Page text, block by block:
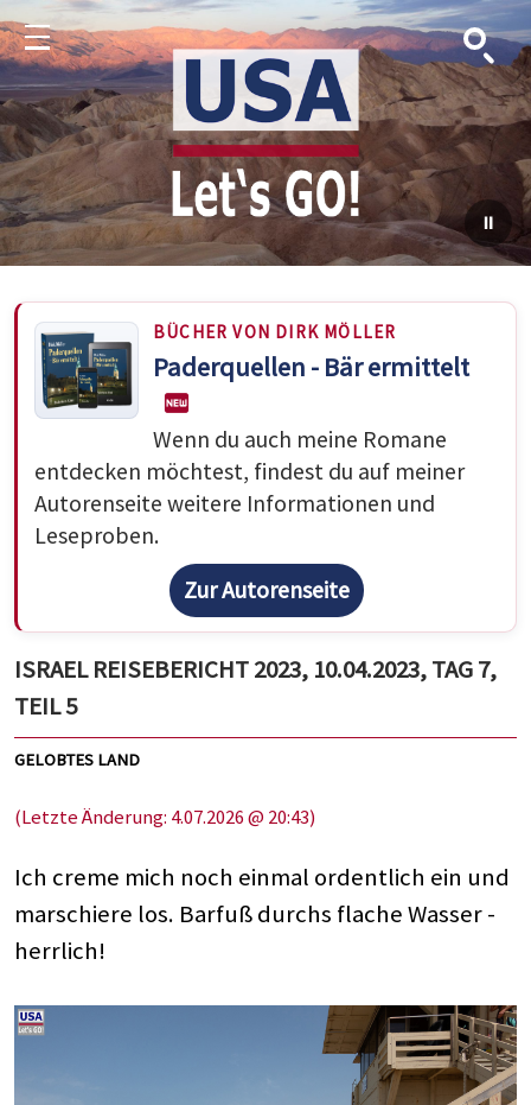
Menu Suche
BÜCHER VON DIRK MÖLLER
Paderquellen - Bär ermittelt
Wenn du auch meine Romane
entdecken möchtest, findest du auf meiner
Autorenseite weitere Informationen und
Leseproben.
Zur Autorenseite
ISRAEL REISEBERICHT 2023, 10.04.2023, TAG 7,
TEIL 5
GELOBTES LAND
(Letzte Änderung: 4.07.2026 @ 20:43)
Ich creme mich noch einmal ordentlich ein und
marschiere los. Barfuß durchs flache Wasser -
herrlich!